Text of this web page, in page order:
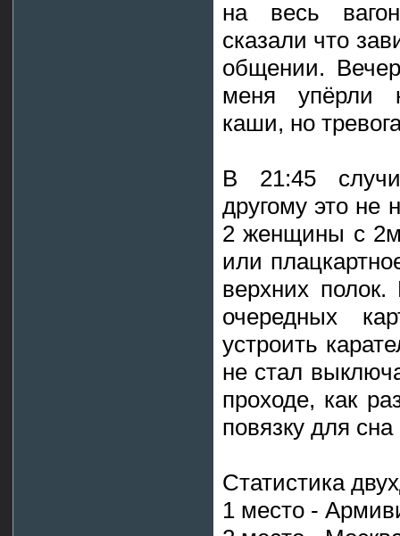
на весь
сказали что
общении.
меня упёрли
каши, но
В 21:45
другому это не
2 женщины с
или
верхних
очередных
устроить
не стал
проходе, как
повязку для
Статистика
1 место -